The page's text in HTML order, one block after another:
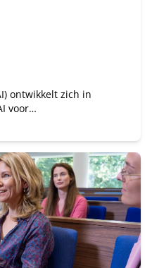
ontwikkelt zich in
voor